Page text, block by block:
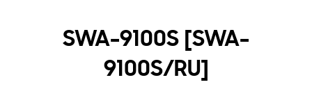
SWA-9100S [SWA-
9100S/RU]